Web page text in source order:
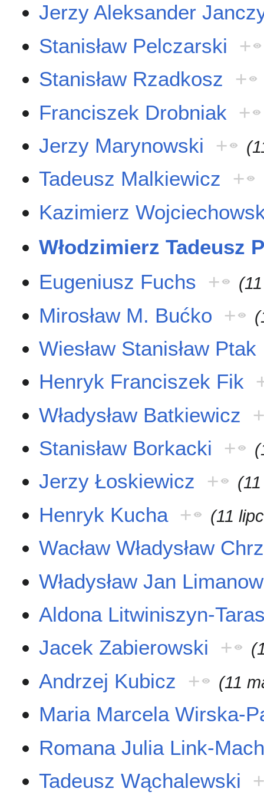
Jerzy Aleksander
Stanisław Pelczarski
+
Stanisław Rzadkosz
+
Franciszek Drobniak +
Jerzy Marynowski
+
Tadeusz Malkiewicz +
Kazimierz
Włodzimierz Tadeusz
Eugeniusz Fuchs +
Mirosław M. Bućko +
Wiesław Stanisław Ptak
Henryk Franciszek Fik
Władysław Batkiewicz
Stanisław Borkacki
+
Jerzy Łoskiewicz +
Henryk Kucha + (11
Wacław Władysław
Władysław Jan
Aldona Litwiniszyn-
Jacek Zabierowski
+
Andrzej Kubicz + (11
Maria Marcela Wirska-
Romana Julia Link-
Tadeusz Wąchalewski